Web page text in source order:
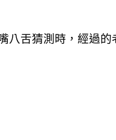
八舌猜測時，經過的